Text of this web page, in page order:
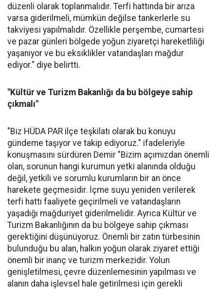
düzenli olarak toplanmalıdır. Terfi hattında bir arıza
varsa giderilmeli, mümkün değilse tankerlerle su
takviyesi yapılmalıdır. Özellikle perşembe, cumartesi
ve pazar günleri bölgede yoğun ziyaretçi hareketliliği
yaşanıyor ve bu eksiklikler vatandaşları mağdur
ediyor." diye belirtti.
"Kültür ve Turizm Bakanlığı da bu bölgeye sahip
çıkmalı"
"Biz HÜDA PAR ilçe teşkilatı olarak bu konuyu
gündeme taşıyor ve takip ediyoruz." ifadeleriyle
konuşmasını sürdüren Demir "Bizim açımızdan önemli
olan, sorunun hangi kurumun yetki alanında olduğu
değil, yetkili ve sorumlu kurumların bir an önce
harekete geçmesidir. İçme suyu yeniden verilerek
terfi hattı faaliyete geçirilmeli ve vatandaşların
yaşadığı mağduriyet giderilmelidir. Ayrıca Kültür ve
Turizm Bakanlığının da bu bölgeye sahip çıkması
gerektiğini düşünüyoruz. Önemli bir zatın türbesinin
bulunduğu bu alan, halkın yoğun olarak ziyaret ettiği
önemli bir inanç ve turizm merkezidir. Yolun
genişletilmesi, çevre düzenlemesinin yapılması ve
alanın daha işlevsel hale getirilmesi için gerekli